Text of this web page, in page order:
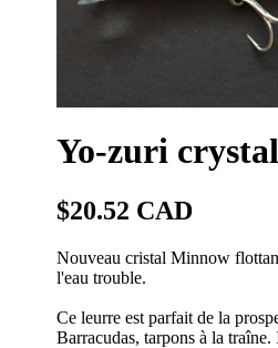
Yo-zuri
$20.52 CAD
Nouveau cristal Minnow
l'eau trouble.
Ce leurre est parfait de la
Barracudas, tarpons à la